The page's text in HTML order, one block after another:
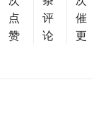
点
赞
评
论
催
更